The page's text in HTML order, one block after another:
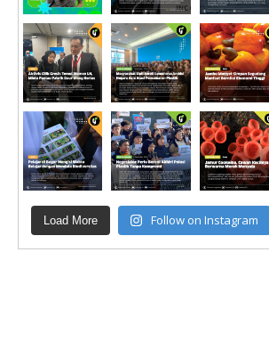
Load More Follow on Instagram